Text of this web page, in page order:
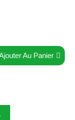
Au Panier